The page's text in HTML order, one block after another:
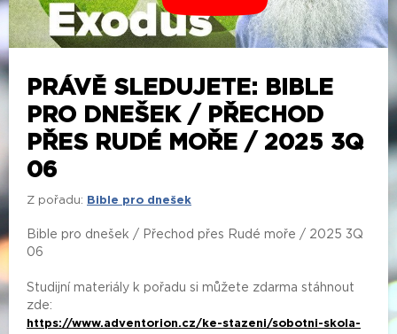
PRÁVĚ SLEDUJETE: BIBLE
PRO DNEŠEK / PŘECHOD
PŘES RUDÉ MOŘE / 2025 3Q
06
Z pořadu: Bible pro dnešek
Bible pro dnešek / Přechod přes Rudé moře / 2025 3Q
06
Studijní materiály k pořadu si můžete zdarma stáhnout
zde:
https://www.adventorion.cz/ke-stazeni/sobotni-skola-